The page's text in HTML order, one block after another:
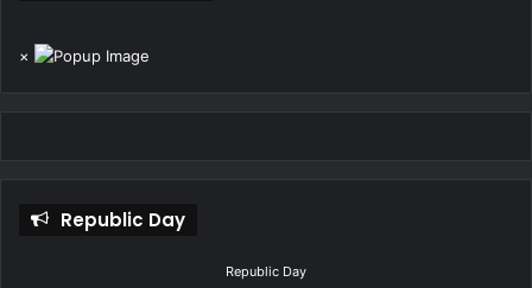
×
Republic Day
Republic Day